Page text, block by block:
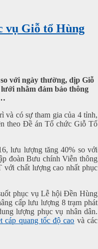
vụ Giỗ tổ Hùng
với ngày thường, dịp Giỗ
nhằm đảm bảo thông
có sự tham gia của 4 tỉnh,
theo Đề án Tổ chức Giỗ Tổ
lưu lượng tăng 40% so với
đoàn Bưu chính Viễn thông
với chất lượng cao nhất phục
phục vụ Lễ hội Đền Hùng
cấp lưu lượng 8 trạm phát
lượng phục vụ nhân dân.
cáp quang tốc độ cao và các